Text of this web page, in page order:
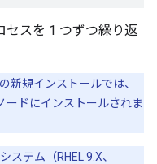
セスを 1 つずつ繰り返
新規インストールでは、
ードにインストールされま
ステム（RHEL 9.X、